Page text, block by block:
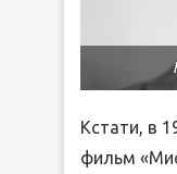
Кстати, в
фильм